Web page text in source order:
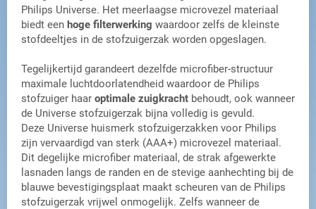
Philips Universe. Het meerlaagse microvezel materiaal
biedt een hoge filterwerking waardoor zelfs de kleinste
stofdeeltjes in de stofzuigerzak worden opgeslagen.
Tegelijkertijd garandeert dezelfde microfiber-structuur
maximale luchtdoorlatendheid waardoor de Philips
stofzuiger haar optimale zuigkracht behoudt, ook wanneer
de Universe stofzuigerzak bijna volledig is gevuld.
Deze Universe huismerk stofzuigerzakken voor Philips
zijn vervaardigd van sterk (AAA+) microvezel materiaal.
Dit degelijke microfiber materiaal, de strak afgewerkte
lasnaden langs de randen en de stevige aanhechting bij de
blauwe bevestigingsplaat maakt scheuren van de Philips
stofzuigerzak vrijwel onmogelijk. Zelfs wanneer de